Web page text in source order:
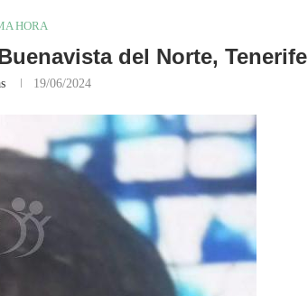
HORA
del Norte, Tenerife
19/06/2024